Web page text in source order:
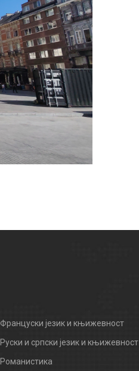
Француски језик и књижевност
Руски и српски језик и књижевност
Романистика